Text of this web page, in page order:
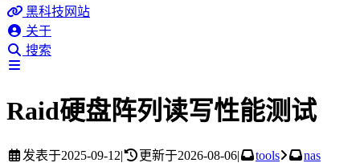
黑科技网站
关于
搜索
Raid硬盘阵列读写性能测试
发表于2025-09-12| 更新于2026-08-06| tools
nas